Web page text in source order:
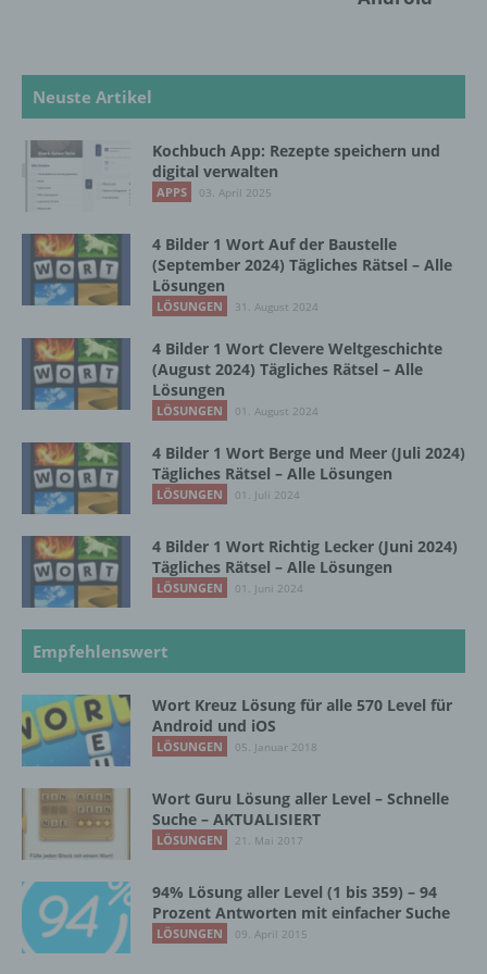
Neuste Artikel
Kochbuch App: Rezepte speichern und
digital verwalten
APPS 03. April 2025
4 Bilder 1 Wort Auf der Baustelle
(September 2024) Tägliches Rätsel – Alle
Lösungen
LÖSUNGEN 31. August 2024
4 Bilder 1 Wort Clevere Weltgeschichte
(August 2024) Tägliches Rätsel – Alle
Lösungen
LÖSUNGEN 01. August 2024
4 Bilder 1 Wort Berge und Meer (Juli 2024)
Tägliches Rätsel – Alle Lösungen
LÖSUNGEN 01. Juli 2024
4 Bilder 1 Wort Richtig Lecker (Juni 2024)
Tägliches Rätsel – Alle Lösungen
LÖSUNGEN 01. Juni 2024
Empfehlenswert
Wort Kreuz Lösung für alle 570 Level für
Android und iOS
LÖSUNGEN 05. Januar 2018
Wort Guru Lösung aller Level – Schnelle
Suche – AKTUALISIERT
LÖSUNGEN 21. Mai 2017
94% Lösung aller Level (1 bis 359) – 94
Prozent Antworten mit einfacher Suche
LÖSUNGEN 09. April 2015
c) Verarbeitung
Verarbeitung ist jeder mit oder ohne Hilfe
automatisierter Verfahren ausgeführte
Zusammenhang mit personenbezogenen
Daten wie das Erheben, das Erfassen, die
Organisation, das Ordnen, die Speicherung,
die Anpassung oder Veränderung, das
Auslesen, das Abfragen, die Verwendung,
die Offenlegung durch Übermittlung,
Verbreitung oder eine andere Form der
Bereitstellung, den Abgleich oder die
Verknüpfung, die Einschränkung, das
d) Einschränkung der Verarbeitung
Einschränkung der Verarbeitung ist die
Markierung gespeicherter
personenbezogener Daten mit dem Ziel, ihre
e) Profiling
Profiling ist jede Art der automatisierten
Verarbeitung personenbezogener Daten, die
darin besteht, dass diese
personenbezogenen Daten verwendet
werden, um bestimmte persönliche Aspekte,
die sich auf eine natürliche Person beziehen,
bezüglich Arbeitsleistung, wirtschaftlicher
Lage, Gesundheit, persönlicher Vorlieben,
Interessen, Zuverlässigkeit, Verhalten,